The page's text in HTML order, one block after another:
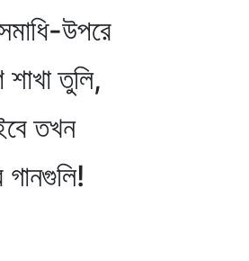
উপরে
তুলি,
তখন